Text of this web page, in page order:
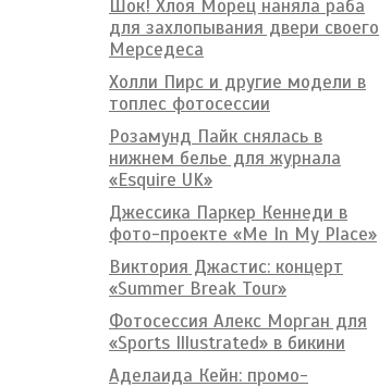
Шок! Хлоя Морец наняла раба
для захлопывания двери своего
Мерседеса
Холли Пирс и другие модели в
топлес фотосессии
Розамунд Пайк снялась в
нижнем белье для журнала
«Esquire UK»
Джессика Паркер Кеннеди в
фото-проекте «Me In My Place»
Виктория Джастис: концерт
«Summer Break Tour»
Фотосессия Алекс Морган для
«Sports Illustrated» в бикини
Аделаида Кейн: промо-